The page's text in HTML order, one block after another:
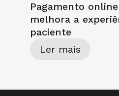
Pagamento
melhora a
paciente
Ler mais